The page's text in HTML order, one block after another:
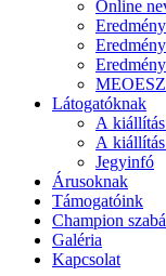
Online
Látogatóknak
A
A
Jegyinfó
Árusoknak
Támogatóink
Champion
Galéria
Kapcsolat